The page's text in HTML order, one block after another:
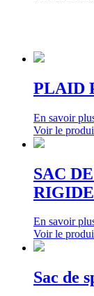
PLAID
En savoir
Voir le
SAC
En savoir
Voir le
Sac de